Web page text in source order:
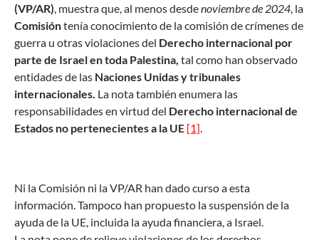
(VP/AR), muestra que, al menos desdenoviembre de 2024, la
Comisióntenía conocimiento de la comisión de crímenes de
guerra u otras violaciones del Derecho internacional por
parte de Israel en toda Palestina, tal como han observado
entidades de las Naciones Unidas y tribunales
internacionales. La nota también enumera las
responsabilidades en virtud del Derecho internacional de
Estados no pertenecientes a la UE [1].
Ni la Comisión ni la VP/AR han dado curso a esta
información. Tampoco han propuesto la suspensión de la
ayuda de la UE, incluida la ayuda financiera, a Israel.